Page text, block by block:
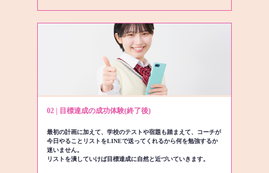
02 | 目標達成の成功体験(終了後)
最初の計画に加えて、学校のテストや宿題も踏まえて、コーチが
今日やることリストをLINEで送ってくれるから何を勉強するか
迷いません。
リストを潰していけば目標達成に自然と近づいていきます。